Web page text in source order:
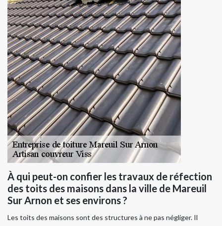
À qui peut-on confier les travaux de réfection
des toits des maisons dans la ville de Mareuil
Sur Arnon et ses environs ?
Les toits des maisons sont des structures à ne pas négliger. Il